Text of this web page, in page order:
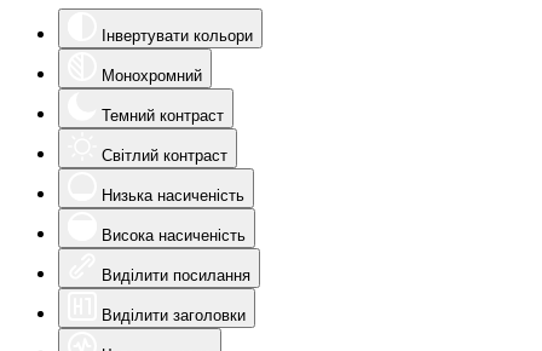
Інвертувати кольори
Монохромний
Темний контраст
Світлий контраст
Низька насиченість
Висока насиченість
Виділити посилання
Виділити заголовки